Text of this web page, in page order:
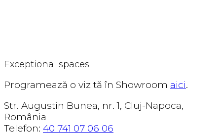
Exceptional spaces
Programează o vizită în Showroom aici.
Str. Augustin Bunea, nr. 1, Cluj-Napoca,
România
Telefon: 40 741 07 06 06